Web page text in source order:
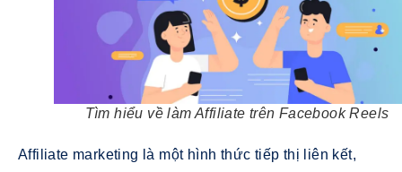
Tìm hiểu về làm Affiliate trên Facebook Reels
Affiliate marketing là một hình thức tiếp thị liên kết,